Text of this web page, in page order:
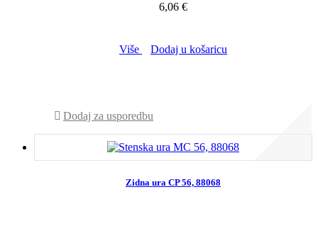
6,06 €
Više Dodaj u košaricu
Dodaj za usporedbu
Zidna ura CP 56, 88068